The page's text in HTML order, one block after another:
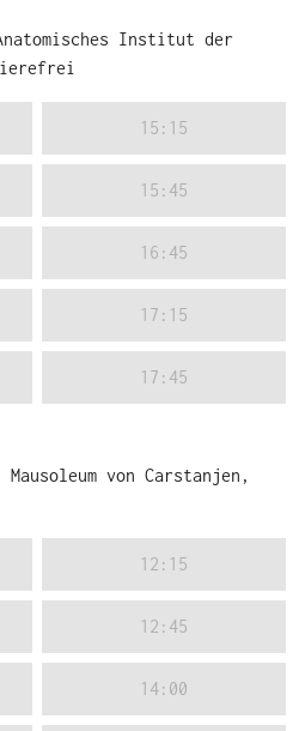
Institut der
15:15
15:45
16:45
17:15
17:45
Mausoleum von Carstanjen,
12:15
12:45
14:00